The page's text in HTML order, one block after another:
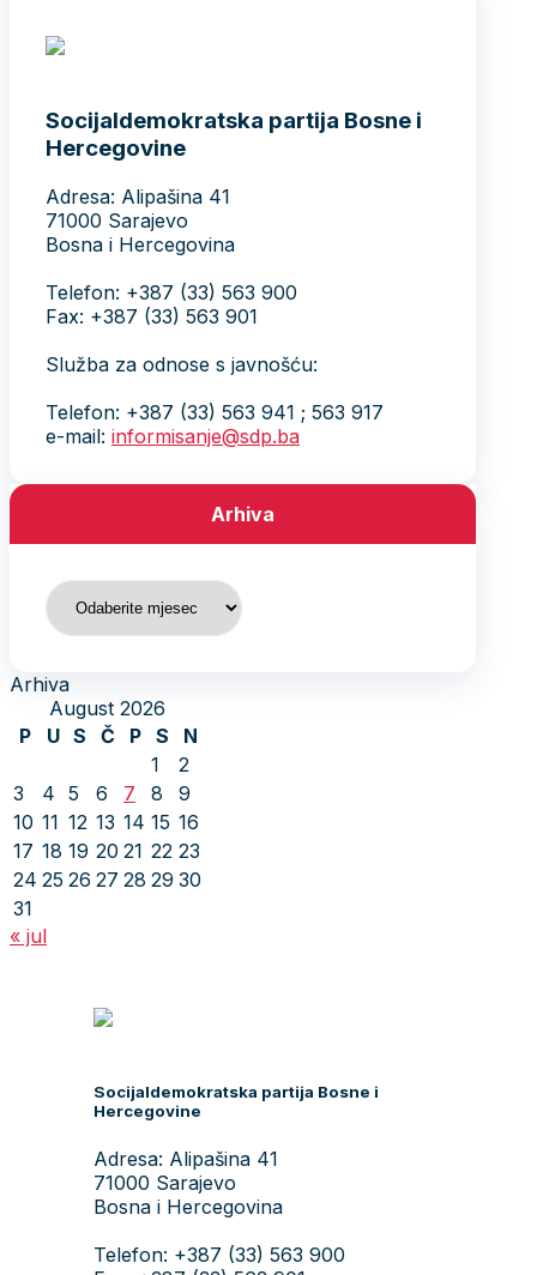
Socijaldemokratska partija Bosne i
Hercegovine
Adresa: Alipašina 41
71000 Sarajevo
Bosna i Hercegovina
Telefon: +387 (33) 563 900
Fax: +387 (33) 563 901
Služba za odnose s javnošću:
Telefon: +387 (33) 563 941 ; 563 917
e-mail: informisanje@sdp.ba
Arhiva
Arhiva
Arhiva
August 2026
P
U S Č P S
N
1
2
3
4 5 6 7 8
9
10 11 12 13 14 15 16
17 18 19 20 21 22 23
24 25 26 27 28 29 30
31
« jul
Socijaldemokratska partija Bosne i
Hercegovine
Adresa: Alipašina 41
71000 Sarajevo
Bosna i Hercegovina
Telefon: +387 (33) 563 900